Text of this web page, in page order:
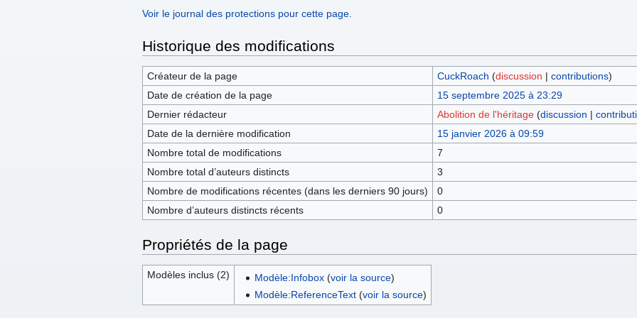
Voir le journal des protections pour cette page.
Historique des modifications
Créateur de la page CuckRoach (discussion | contributions)
Date de création de la page
15 septembre 2025 à 23:29
Dernier rédacteur
Abolition de l'héritage (discussion |
Date de la dernière modification
15 janvier 2026 à 09:59
Nombre total de modifications
7
Nombre total d’auteurs distincts
3
Nombre de modifications récentes (dans les derniers 90 jours)
0
Nombre d’auteurs distincts récents
0
Propriétés de la page
Modèles inclus (2) Modèle:Infobox(voir la source)
Modèle:ReferenceText(voir la source)